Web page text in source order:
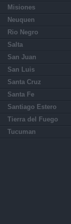
Misiones
Neuquen
Rio Negro
Salta
San Juan
San Luis
Santa Cruz
Santa Fe
Santiago Estero
Tierra del Fuego
Tucuman